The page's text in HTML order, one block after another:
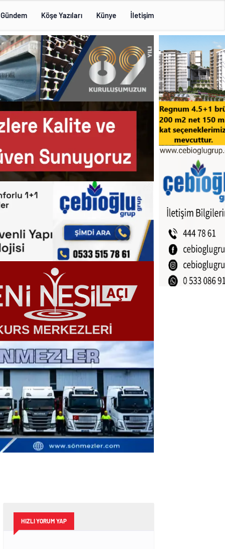
Gündem Köşe Yazıları Künye İletişim
HIZLI YORUM YAP